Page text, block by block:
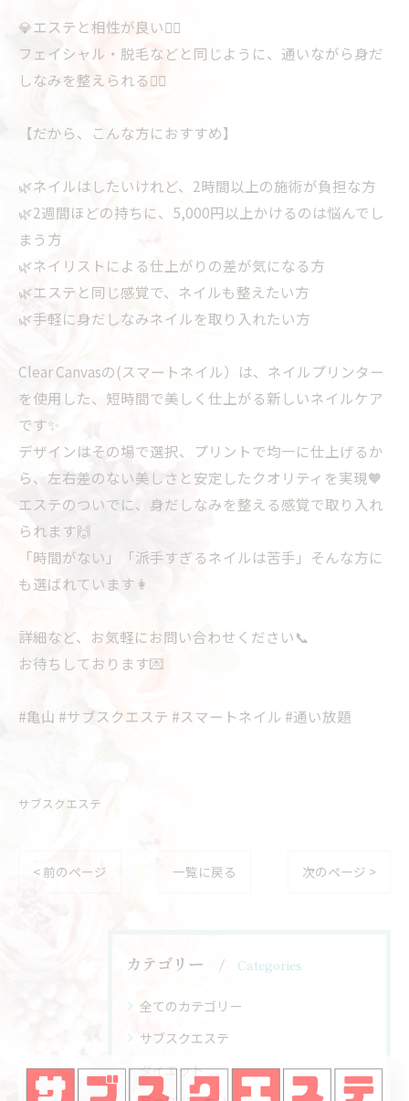
💎エステと相性が良い💆‍♀️
フェイシャル・脱毛などと同じように、通いながら身だ
しなみを整えられる🏃‍♀️
【だから、こんな方におすすめ】
🌿ネイルはしたいけれど、2時間以上の施術が負担な方
🌿2週間ほどの持ちに、5,000円以上かけるのは悩んでし
まう方
🌿ネイリストによる仕上がりの差が気になる方
🌿エステと同じ感覚で、ネイルも整えたい方
🌿手軽に身だしなみネイルを取り入れたい方
Clear Canvasの(スマートネイル）は、ネイルプリンター
を使用した、短時間で美しく仕上がる新しいネイルケア
です✨
デザインはその場で選択、プリントで均一に仕上げるか
ら、左右差のない美しさと安定したクオリティを実現🧡
エステのついでに、身だしなみを整える感覚で取り入れ
られます🙌
「時間がない」「派手すぎるネイルは苦手」そんな方に
も選ばれています👩
詳細など、お気軽にお問い合わせください📞
お待ちしております💌
#亀山 #サブスクエステ #スマートネイル #通い放題
サブスクエステ
< 前のページ 一覧に戻る 次のページ >
カテゴリー Categories
全てのカテゴリー
サブスクエステ
ダイエット